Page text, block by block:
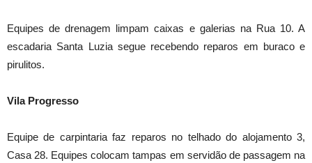
Equipes de drenagem limpam caixas e galerias na Rua 10. A
escadaria Santa Luzia segue recebendo reparos em buraco e
pirulitos.
Vila Progresso
Equipe de carpintaria faz reparos no telhado do alojamento 3,
Casa 28. Equipes colocam tampas em servidão de passagem na